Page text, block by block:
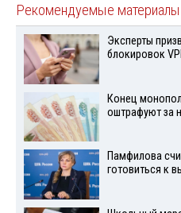
Рекомендуемые материалы
Эксперты
блокировок
Конец
оштрафуют за
Памфилова
готовиться к